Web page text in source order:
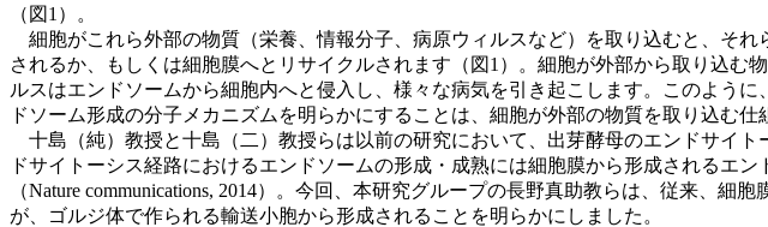
（図1）。
細胞がこれら外部の物質（栄養、情報分子、病原ウィルスなど）を取り込むと、そ
されるか、もしくは細胞膜へとリサイクルされます（図1）。細胞が外部から取り込
ルスはエンドソームから細胞内へと侵入し、様々な病気を引き起こします。このよう
ドソーム形成の分子メカニズムを明らかにすることは、細胞が外部の物質を取り込む
十島（純）教授と十島（二）教授らは以前の研究において、出芽酵母のエンドサイ
ドサイトーシス経路におけるエンドソームの形成・成熟には細胞膜から形成されるエ
（Nature communications, 2014）。今回、本研究グループの長野真助教らは、従来、
が、ゴルジ体で作られる輸送小胞から形成されることを明らかにしました。